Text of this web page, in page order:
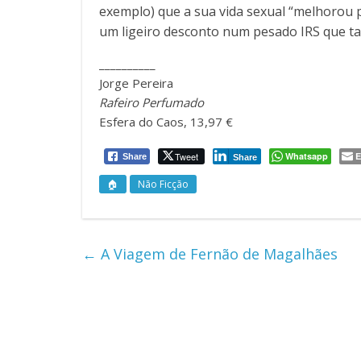
exemplo) que a sua vida sexual
um ligeiro desconto num pesado IRS que
Jorge Pereira
Rafeiro Perfumado
Esfera do Caos, 13,97 €
Share Tweet Share Whatsapp
🏠 Não Ficção
← A Viagem de Fernão de Magalhães